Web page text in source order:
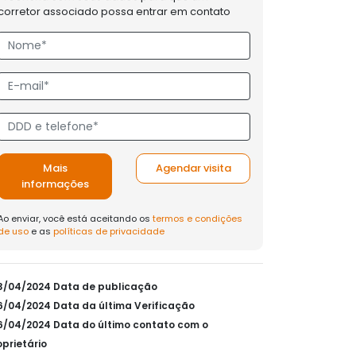
associado possa entrar em contato
Mais
informações
Agendar visita
enviar, você está aceitando os termos e condições
uso e as políticas de privacidade
04/2024 Data de publicação
04/2024 Data da última Verificação
04/2024 Data do último contato com o